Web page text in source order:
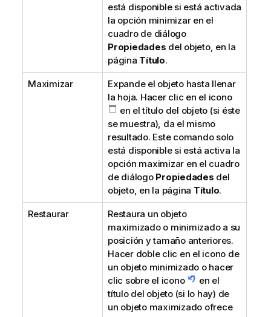
está disponible si está activada
la opción minimizar en el
cuadro de diálogo
Propiedades del objeto, en la
página Título.
Maximizar
Expande el objeto hasta llenar
la hoja. Hacer clic en el icono
en el título del objeto (si éste
se muestra), da el mismo
resultado. Este comando solo
está disponible si está activa la
opción maximizar en el cuadro
de diálogo Propiedades del
objeto, en la página Título.
Restaurar
Restaura un objeto
maximizado o minimizado a su
posición y tamaño anteriores.
Hacer doble clic en el icono de
un objeto minimizado o hacer
clic sobre el icono
en el
título del objeto (si lo hay) de
un objeto maximizado ofrece